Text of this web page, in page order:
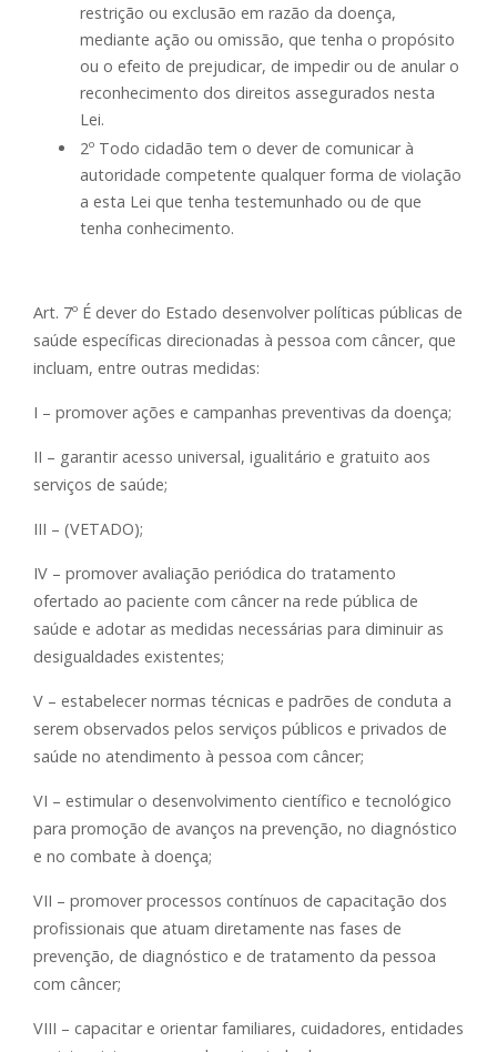
restrição ou exclusão em razão da doença,
mediante ação ou omissão, que tenha o propósito
ou o efeito de prejudicar, de impedir ou de anular o
reconhecimento dos direitos assegurados nesta
Lei.
2º Todo cidadão tem o dever de comunicar à
autoridade competente qualquer forma de violação
a esta Lei que tenha testemunhado ou de que
tenha conhecimento.
Art. 7º É dever do Estado desenvolver políticas públicas de
saúde específicas direcionadas à pessoa com câncer, que
incluam, entre outras medidas:
I – promover ações e campanhas preventivas da doença;
II – garantir acesso universal, igualitário e gratuito aos
serviços de saúde;
III – (VETADO);
IV – promover avaliação periódica do tratamento
ofertado ao paciente com câncer na rede pública de
saúde e adotar as medidas necessárias para diminuir as
desigualdades existentes;
V – estabelecer normas técnicas e padrões de conduta a
serem observados pelos serviços públicos e privados de
saúde no atendimento à pessoa com câncer;
VI – estimular o desenvolvimento científico e tecnológico
para promoção de avanços na prevenção, no diagnóstico
e no combate à doença;
VII – promover processos contínuos de capacitação dos
profissionais que atuam diretamente nas fases de
prevenção, de diagnóstico e de tratamento da pessoa
com câncer;
VIII – capacitar e orientar familiares, cuidadores, entidades